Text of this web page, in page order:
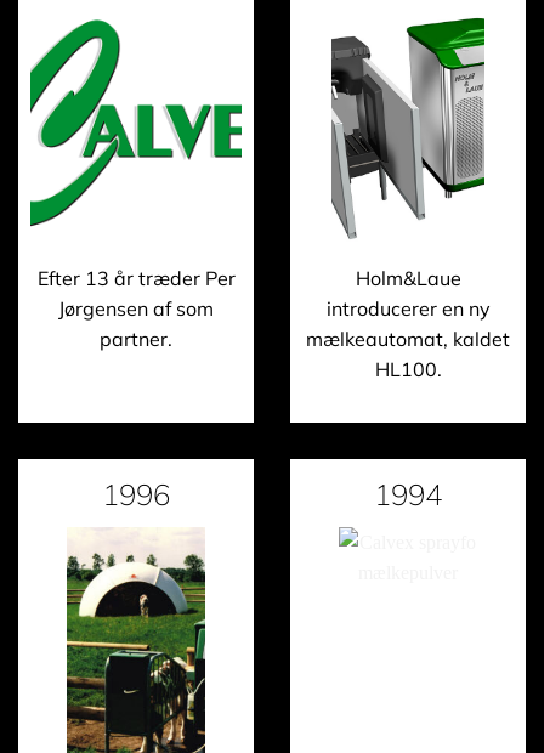
Efter 13 år træder Per
Jørgensen af som
partner.
Holm&Laue
introducerer en ny
mælkeautomat, kaldet
HL100.
1996 1994